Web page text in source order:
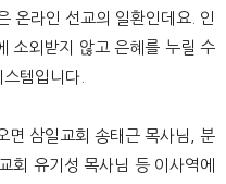
온라인 선교의 일환인데요. 인
소외받지 않고 은혜를 누릴 수
템입니다.
삼일교회 송태근 목사님, 분
회 유기성 목사님 등 이사역에